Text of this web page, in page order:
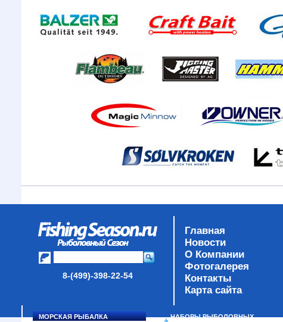
8-(499)-398-22-54
Главная
Новости
О Компании
Фотогалерея
Контакты
Карта сайта
МОРСКАЯ РЫБАЛКА
НАБОРЫ РЫБОЛОВНЫХ